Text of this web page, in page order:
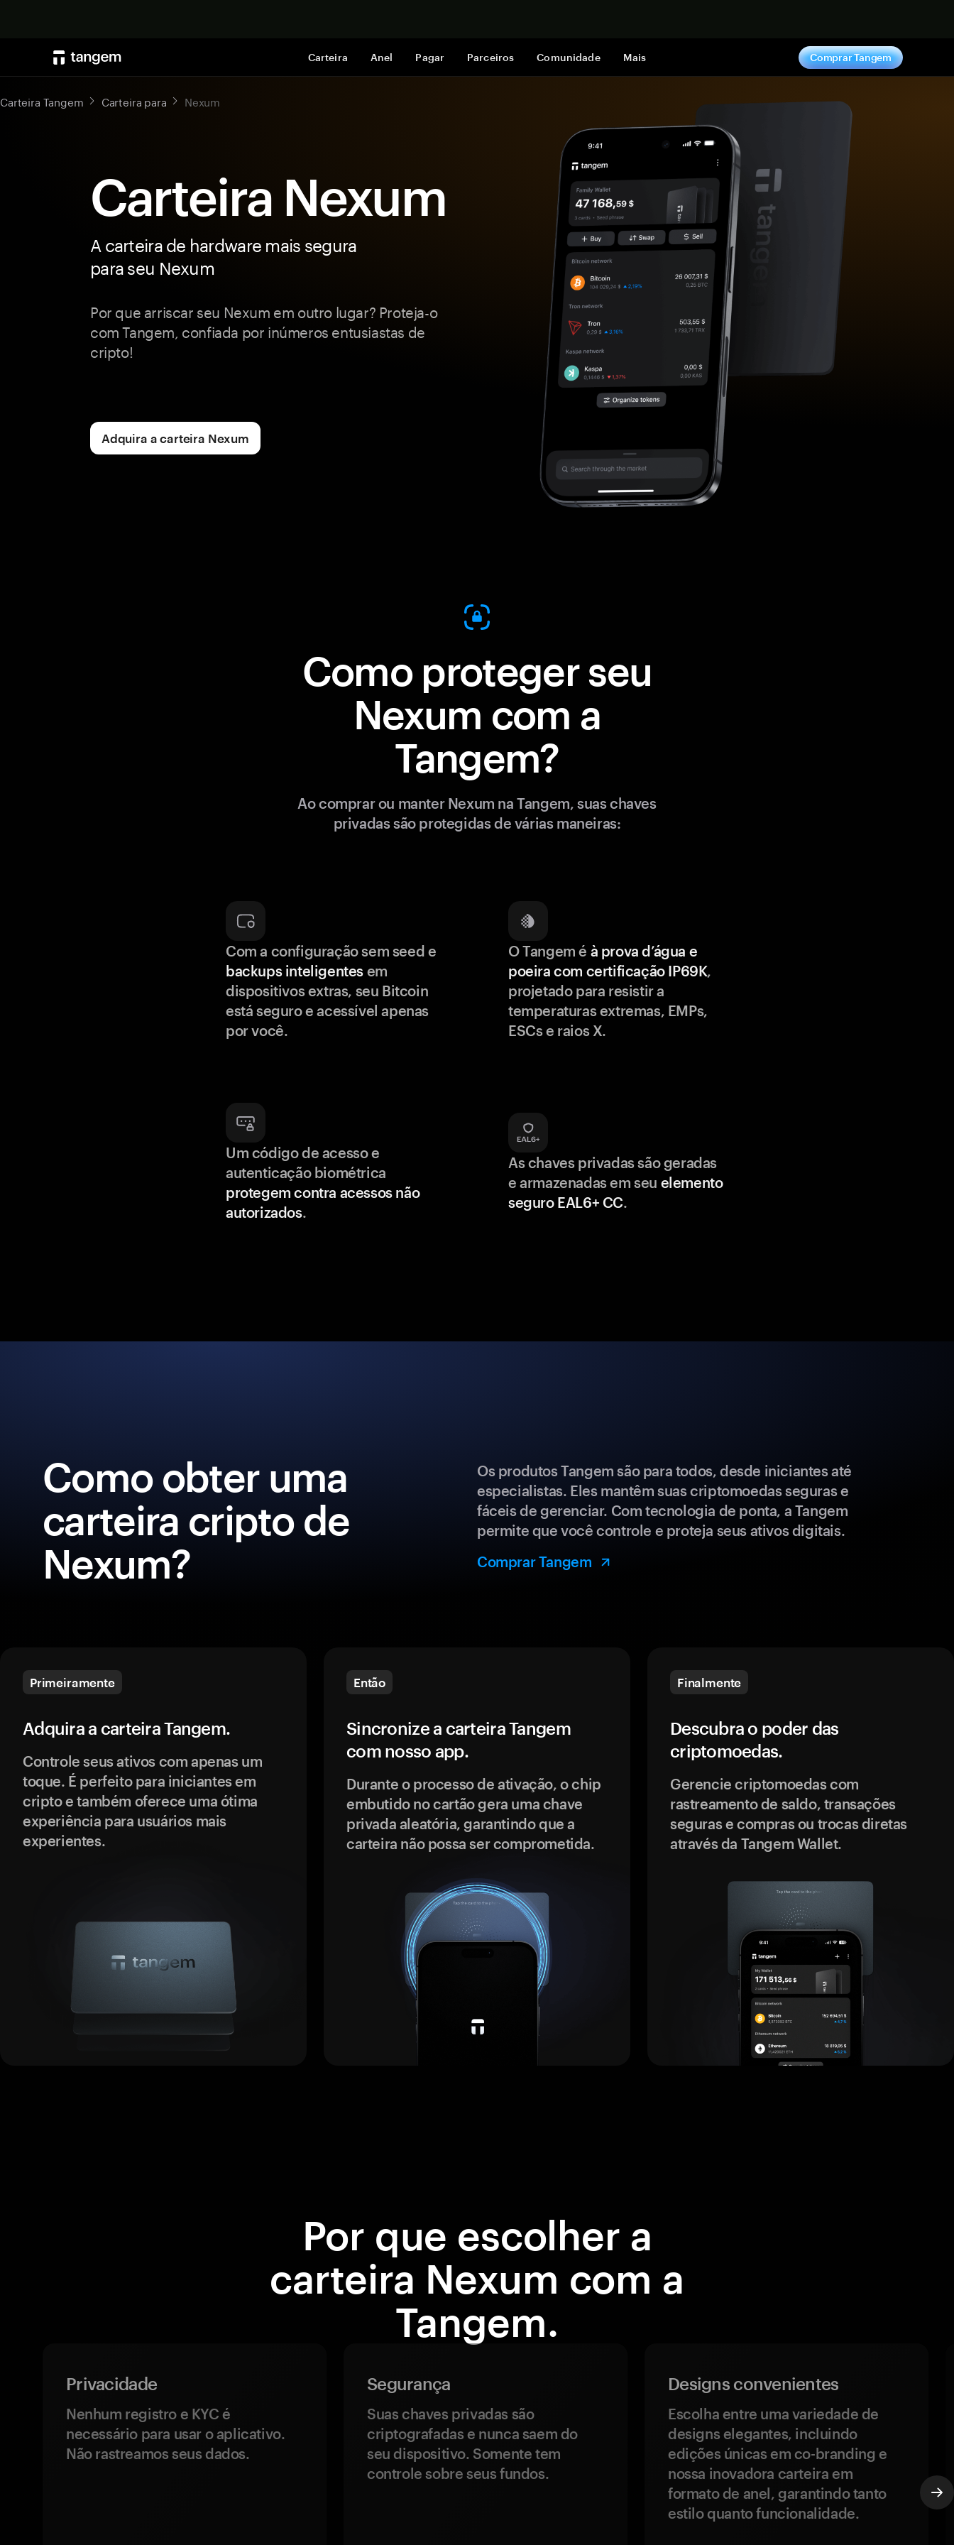
Carteira Anel Pagar Parceiros Comunidade Mais Comprar Tangem
Carteira Tangem Carteira para Nexum
Carteira Nexum
A carteira de hardware mais segura
para seu Nexum
Por que arriscar seu Nexum em outro lugar? Proteja-o
com Tangem, confiada por inúmeros entusiastas de
cripto!
Adquira a carteira Nexum
Como proteger seu
Nexum com a
Tangem?
Ao comprar ou manter Nexum na Tangem, suas chaves
privadas são protegidas de várias maneiras:
Com a configuração sem seed e
backups inteligentes em
dispositivos extras, seu Bitcoin
está seguro e acessível apenas
por você.
O Tangem é à prova d’água e
poeira com certificação IP69K,
projetado para resistir a
temperaturas extremas, EMPs,
ESCs e raios X.
Um código de acesso e
autenticação biométrica
protegem contra acessos não
autorizados.
As chaves privadas são geradas
e armazenadas em seu elemento
seguro EAL6+ CC.
Como obter uma
carteira cripto de
Nexum?
Os produtos Tangem são para todos, desde iniciantes até
especialistas. Eles mantêm suas criptomoedas seguras e
fáceis de gerenciar. Com tecnologia de ponta, a Tangem
permite que você controle e proteja seus ativos digitais.
Comprar Tangem
Primeiramente
Adquira a carteira Tangem.
Controle seus ativos com apenas um
toque. É perfeito para iniciantes em
cripto e também oferece uma ótima
experiência para usuários mais
experientes.
Então
Sincronize a carteira Tangem
com nosso app.
Durante o processo de ativação, o chip
embutido no cartão gera uma chave
privada aleatória, garantindo que a
carteira não possa ser comprometida.
Finalmente
Descubra o poder das
criptomoedas.
Gerencie criptomoedas com
rastreamento de saldo, transações
seguras e compras ou trocas diretas
através da Tangem Wallet.
Por que escolher a
carteira Nexum com a
Tangem.
Privacidade
Nenhum registro e KYC é
necessário para usar o aplicativo.
Não rastreamos seus dados.
Segurança
Suas chaves privadas são
criptografadas e nunca saem do
seu dispositivo. Somente tem
controle sobre seus fundos.
Designs convenientes
Escolha entre uma variedade de
designs elegantes, incluindo
edições únicas em co-branding e
nossa inovadora carteira em
formato de anel, garantindo tanto
estilo quanto funcionalidade.